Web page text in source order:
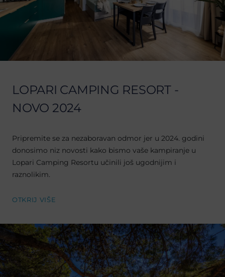
LOPARI CAMPING RESORT -
NOVO 2024
Pripremite se za nezaboravan odmor jer u 2024. godini
donosimo niz novosti kako bismo vaše kampiranje u
Lopari Camping Resortu učinili još ugodnijim i
raznolikim.
OTKRIJ VIŠE